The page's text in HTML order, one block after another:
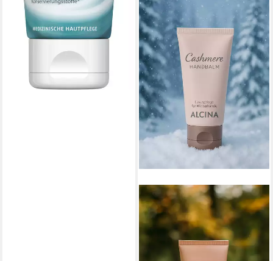
ALCINA
Handcreme Cashmere
Handbalm bei spröden rauhen
Winterhänden (50 ml)
Packung, Enthält Sheabutter